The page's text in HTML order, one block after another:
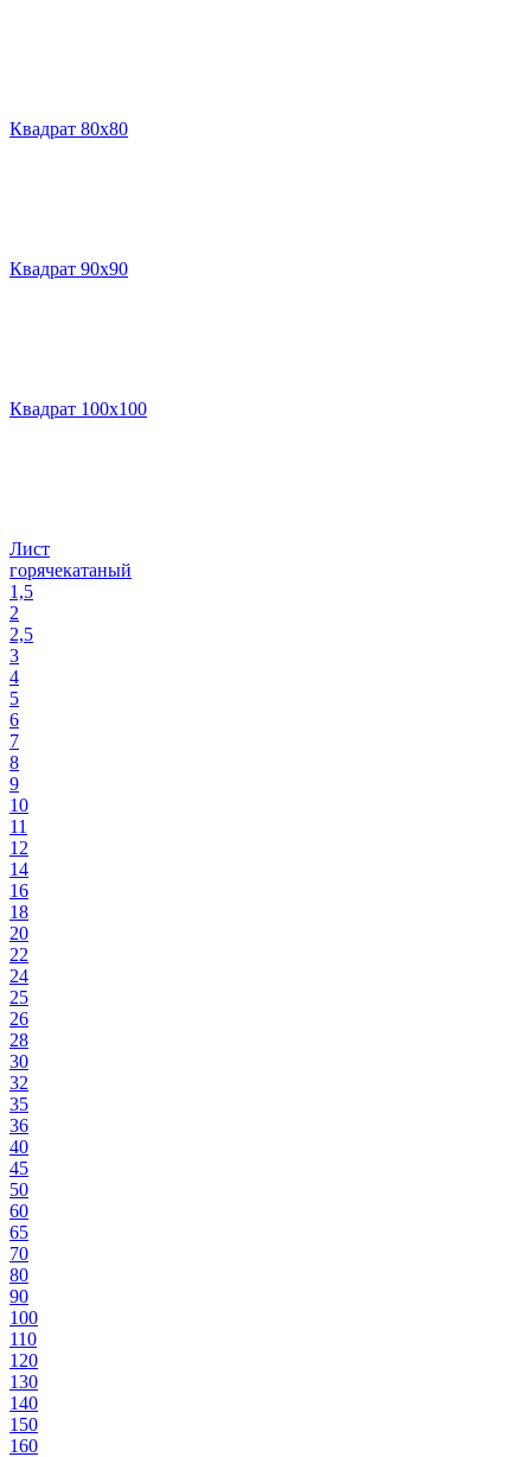
Квадрат 80х80
Квадрат 90х90
Квадрат 100х100
Лист
горячекатаный
1,5
2
2,5
3
4
5
6
7
8
9
10
11
12
14
16
18
20
22
24
25
26
28
30
32
35
36
40
45
50
60
65
70
80
90
100
110
120
130
140
150
160